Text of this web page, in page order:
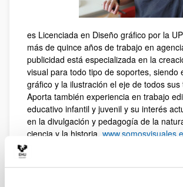
es Licenciada en Diseño gráfico por la
más de quince años de trabajo en
publicidad está especializada en la
visual para todo tipo de soportes, siendo
gráfico y la ilustración el eje de todos sus
Aporta también experiencia en trabajo
educativo infantil y juvenil y su interés
en la divulgación y pedagogía de la
ciencia y la historia.
Paula Martín (2018/19)